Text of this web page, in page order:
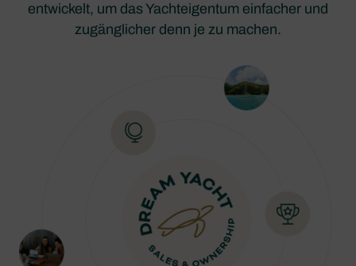
entwickelt, um das Yachteigentum einfacher und
zugänglicher denn je zu machen.